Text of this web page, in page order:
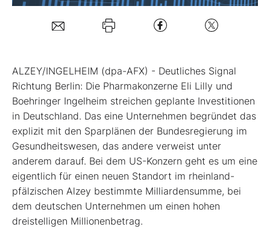
Mein Konto
Folgen Sie uns
Kontakt
ALZEY/INGELHEIM (dpa-AFX) - Deutliches Signal
Richtung Berlin: Die Pharmakonzerne Eli Lilly und
Boehringer Ingelheim streichen geplante Investitionen
in Deutschland. Das eine Unternehmen begründet das
explizit mit den Sparplänen der Bundesregierung im
Gesundheitswesen, das andere verweist unter
anderem darauf. Bei dem US-Konzern geht es um eine
eigentlich für einen neuen Standort im rheinland-
pfälzischen Alzey bestimmte Milliardensumme, bei
dem deutschen Unternehmen um einen hohen
dreistelligen Millionenbetrag.